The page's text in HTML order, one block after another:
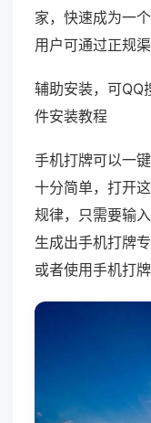
家，快速成为一
用户可通过正规渠
辅助安装，可
件安装教程
手机打牌可以一
十分简单，打开
规律，只需要输
生成出手机打牌
或者使用手机打